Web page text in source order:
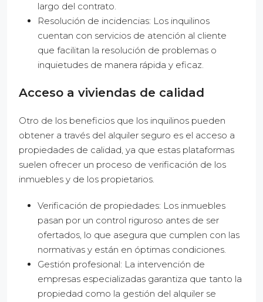
largo del contrato.
Resolución de incidencias: Los inquilinos
cuentan con servicios de atención al cliente
que facilitan la resolución de problemas o
inquietudes de manera rápida y eficaz.
Acceso a viviendas de calidad
Otro de los beneficios que los inquilinos pueden
obtener a través del alquiler seguro es el acceso a
propiedades de calidad, ya que estas plataformas
suelen ofrecer un proceso de verificación de los
inmuebles y de los propietarios.
Verificación de propiedades: Los inmuebles
pasan por un control riguroso antes de ser
ofertados, lo que asegura que cumplen con las
normativas y están en óptimas condiciones.
Gestión profesional: La intervención de
empresas especializadas garantiza que tanto la
propiedad como la gestión del alquiler se